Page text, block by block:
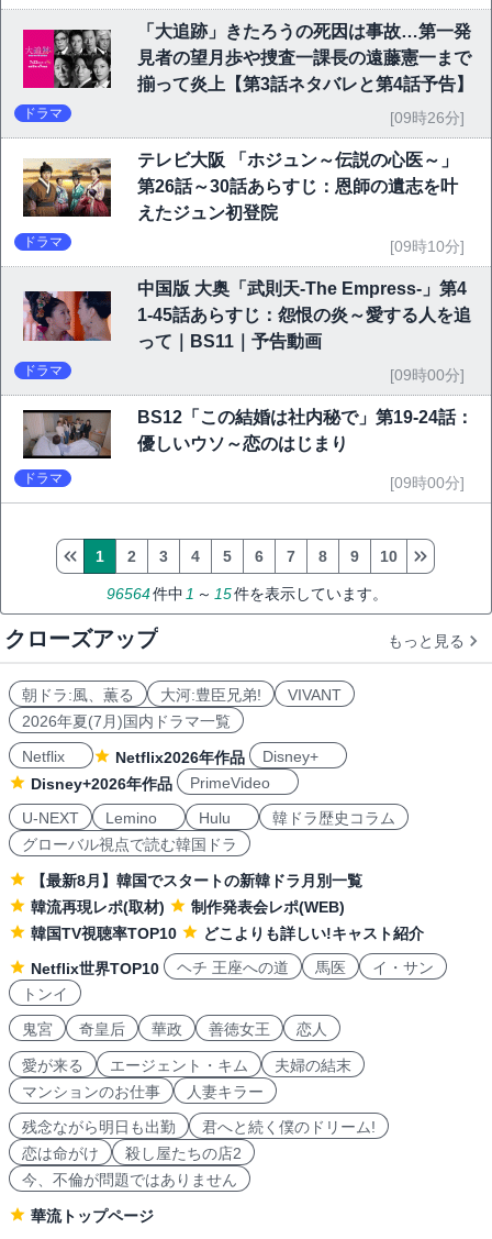
「大追跡」きたろうの死因は事故…第一発
見者の望月歩や捜査一課長の遠藤憲一まで
揃って炎上【第3話ネタバレと第4話予告】
ドラマ [09時26分]
テレビ大阪 「ホジュン～伝説の心医～」
第26話～30話あらすじ：恩師の遺志を叶
えたジュン初登院
ドラマ [09時10分]
中国版 大奥「武則天-The Empress-」第4
1-45話あらすじ：怨恨の炎～愛する人を追
って｜BS11｜予告動画
ドラマ [09時00分]
BS12「この結婚は社内秘で」第19-24話：
優しいウソ～恋のはじまり
ドラマ [09時00分]
96564件中 1 ～ 15件を表示しています。
1 2 3 4 5 6 7 8 9 10
クローズアップ もっと見る
朝ドラ:風、薫る 大河:豊臣兄弟!
VIVANT
2026年夏(7月)国内ドラマ一覧
Netflix
Netflix2026年作品
Disney+
Disney+2026年作品
PrimeVideo
U-NEXT
Lemino Hulu
韓ドラ歴史コラム
グローバル視点で読む韓国ドラ
【最新8月】韓国でスタートの新韓ドラ月別一覧
韓流再現レポ(取材)
制作発表会レポ(WEB)
韓国TV視聴率TOP10
どこよりも詳しい!キャスト紹介
Netflix世界TOP10
ヘチ 王座への道 馬医
イ・サン
トンイ
鬼宮
奇皇后 華政 善徳女王 恋人
愛が来る エージェント・キム
夫婦の結末
マンションのお仕事
人妻キラー
残念ながら明日も出勤
君へと続く僕のドリーム!
恋は命がけ
殺し屋たちの店2
今、不倫が問題ではありません
華流トップページ